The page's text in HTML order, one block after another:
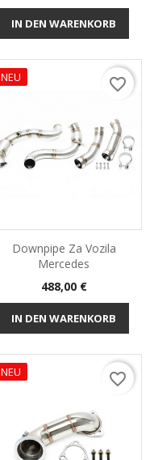
IN DEN WARENKORB
NEU
Downpipe Za Vozila
Mercedes
Preis
488,00 €
IN DEN WARENKORB
favorite_border
NEU favorite_border